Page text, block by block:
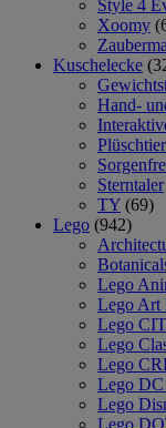
Style 4
Xoomy
Kuschelecke
Hand-
Sterntaler
TY (69)
Lego (942)
Lego
Lego Art
Lego
Lego
Lego
Lego DC
Lego
Lego